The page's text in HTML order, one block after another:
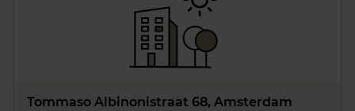
Tommaso Albinonistraat 68, Amsterdam